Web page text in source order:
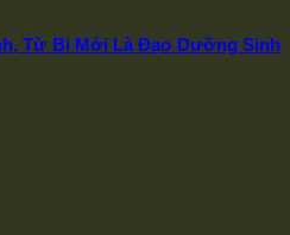
Từ Bi Mới Là Đạo Dưỡng Sinh